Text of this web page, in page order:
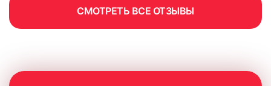
СМОТРЕТЬ ВСЕ ОТЗЫВЫ